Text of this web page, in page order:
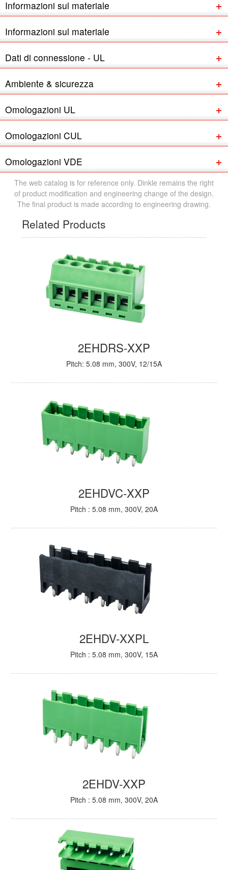
Informazioni sul materiale
Informazioni sul materiale
Dati di connessione - UL
Ambiente & sicurezza
Omologazioni UL
Omologazioni CUL
Omologazioni VDE
The web catalog is for reference only. Dinkle remains the right
of product modification and engineering change of the design.
The final product is made according to engineering drawing.
Related Products
2EHDRS-XXP
Pitch: 5.08 mm, 300V, 12/15A
2EHDVC-XXP
Pitch : 5.08 mm, 300V, 20A
2EHDV-XXPL
Pitch : 5.08 mm, 300V, 15A
2EHDV-XXP
Pitch : 5.08 mm, 300V, 20A